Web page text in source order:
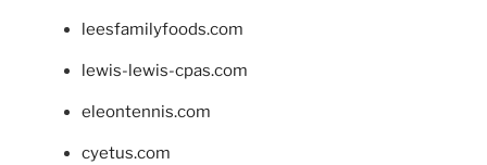
leesfamilyfoods.com
lewis-lewis-cpas.com
eleontennis.com
cyetus.com